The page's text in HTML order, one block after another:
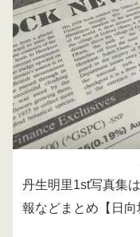
丹生明里1st写真集
報などまとめ【日向